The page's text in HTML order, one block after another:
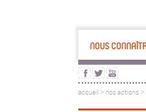
NOUS
accueil > nos actions >